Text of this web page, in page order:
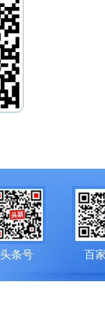
头条号 百